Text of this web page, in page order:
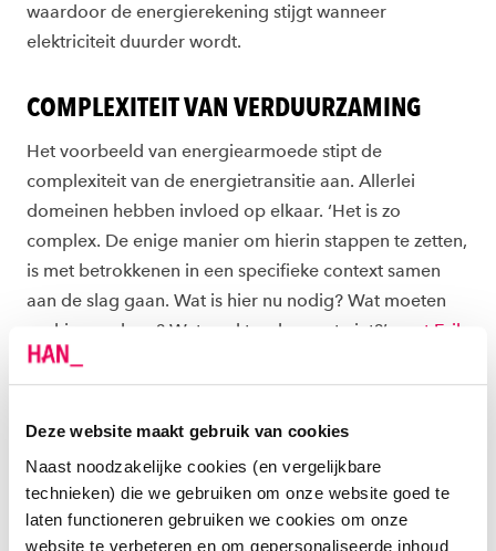
Deze website maakt gebruik van cookies
Naast noodzakelijke cookies (en vergelijkbare
technieken) die we gebruiken om onze website goed te
laten functioneren gebruiken we cookies om onze
website te verbeteren en om gepersonaliseerde inhoud
waardoor de energierekening stijgt wanneer
elektriciteit duurder wordt.
COMPLEXITEIT VAN VERDUURZAMING
Het voorbeeld van energiearmoede stipt de
complexiteit van de energietransitie aan. Allerlei
domeinen hebben invloed op elkaar. ‘Het is zo
complex. De enige manier om hierin stappen te zetten,
is met betrokkenen in een specifieke context samen
aan de slag gaan. Wat is hier nu nodig? Wat moeten
we hier nu doen? Wat werkt wel en wat niet?’,
zegt Erik
Jansen, associate lector Capabilities in Zorg en Welzijn
op de HAN.
learning community
een methode om ‘lerend te werken’, legt Jansen uit.
Door in een gemeenschap aan de slag te gaan, doen
betrokken partijen kennis op over het verduurzamen